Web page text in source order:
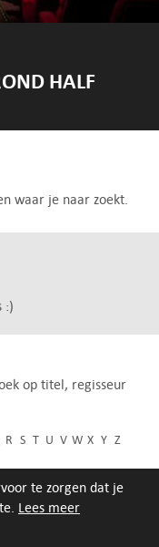
te zorgen dat je
Lees meer
HALF
waar je naar zoekt.
:)
op titel, regisseur
R S T U V W X Y Z